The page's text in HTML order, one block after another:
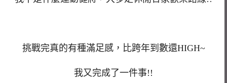
挑戰完真的有種滿足感，比跨年到數還HIGH~
我又完成了一件事!!